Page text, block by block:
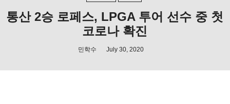
통산 2승 로페스, LPGA 투어 선수 중 첫
코로나 확진
민학수 July 30, 2020